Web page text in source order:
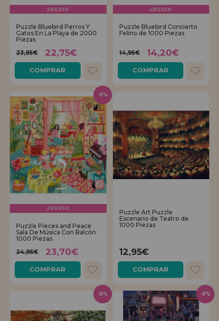
¡OFERTA!
Puzzle Bluebird Perros Y
Gatos En La Playa de 2000
Piezas
23,95€
22,75€
COMPRAR
¡OFERTA!
Puzzle Bluebird Concierto
Felino de 1000 Piezas
14,95€ 14,20€
COMPRAR
¡OFERTA!
Puzzle Pieces and Peace
Sala De Música Con Balcón
1000 Piezas
24,95€
23,70€
COMPRAR
-5%
Puzzle Art Puzzle
Escenario de Teatro de
1000 Piezas
12,95€
COMPRAR
-5% -5%